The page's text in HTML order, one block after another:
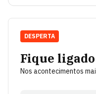
Fique ligado
Nos acontecimentos
DESPERTA